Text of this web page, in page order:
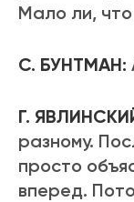
Мало ли,
С. БУНТМАН:
Г.
разному.
просто
вперед.